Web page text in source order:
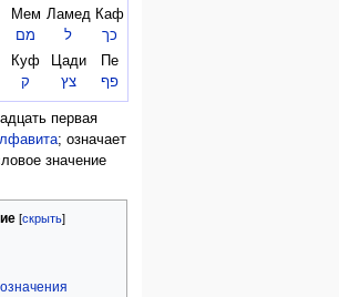
Каф
כך
Ламед
ל
Мем
מם
Пе
פף
Цади
צץ
Куф
ק
первая
; означает
значение